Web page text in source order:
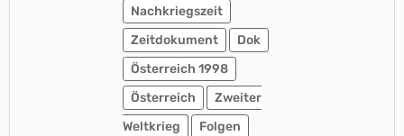
Nachkriegszeit
Zeitdokument
Dok
Österreich 1998
Österreich
Zweiter
Weltkrieg
Folgen